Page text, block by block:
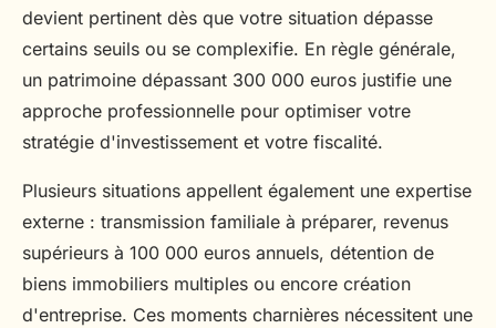
devient pertinent dès que votre situation dépasse
certains seuils ou se complexifie. En règle générale,
un patrimoine dépassant 300 000 euros justifie une
approche professionnelle pour optimiser votre
stratégie d'investissement et votre fiscalité.
Plusieurs situations appellent également une expertise
externe : transmission familiale à préparer, revenus
supérieurs à 100 000 euros annuels, détention de
biens immobiliers multiples ou encore création
d'entreprise. Ces moments charnières nécessitent une